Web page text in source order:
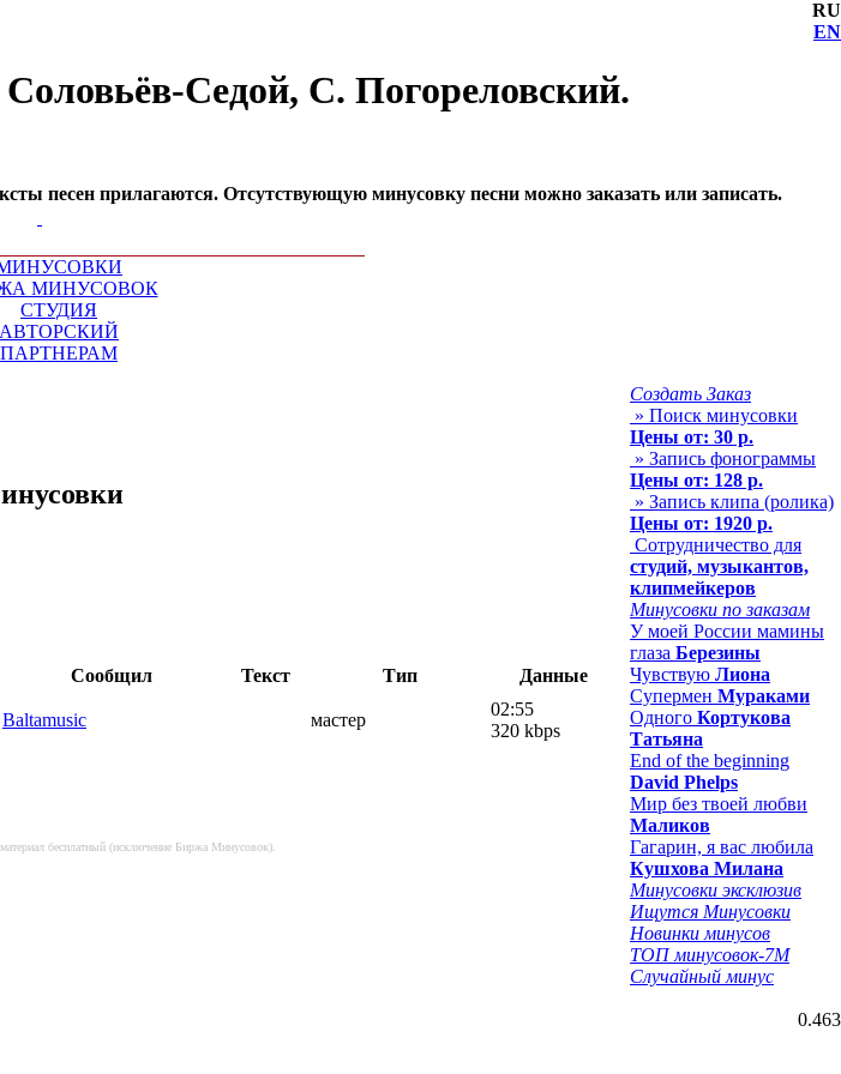
RU
EN
Седой, С. Погореловский.
песен прилагаются. Отсутствующую минусовку песни можно заказать или записать.
МИНУСОВОК
СТУДИЯ
АВТОРСКИЙ
ПАРТНЕРАМ
Сообщил Текст Тип
Данные
Baltamusic мастер
02:55
320 kbps
бесплатный (исключение Биржа Минусовок).
Создать Заказ
» Поиск минусовки
Цены от: 30 р.
» Запись фонограммы
Цены от: 128 р.
» Запись клипа (ролика)
Цены от: 1920 р.
Сотрудничество для
студий, музыкантов,
клипмейкеров
Минусовки по заказам
У моей России мамины
глаза Березины
Чувствую Лиона
Супермен Мураками
Одного Кортукова
Татьяна
End of the beginning
David Phelps
Мир без твоей любви
Маликов
Гагарин, я вас любила
Кушхова Милана
Минусовки эксклюзив
Ищутся Минусовки
Новинки минусов
ТОП минусовок-7M
Случайный минус
0.463